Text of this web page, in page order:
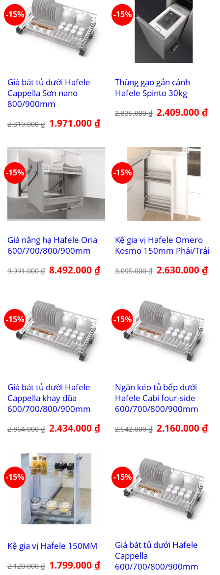
-15%
Giá bát tủ dưới Hafele
Cappella Sơn nano
800/900mm
2.319.000₫ Giá
gốc
1.971.000₫Giá
hiện
1.971.000 ₫.
-15%
Thùng gạo gắn cánh
Hafele Spinto 30kg
2.835.000₫ Giá
gốc
2.409.000₫Giá
-15%
Giá nâng hạ Hafele Oria
600/700/800/900mm
9.991.000₫ Giá
gốc
8.492.000₫Giá
hiện
-15%
Kệ gia vị Hafele Omero
Kosmo 150mm Phải/Trái
3.095.000₫ Giá
gốc
2.630.000₫Giá
-15%
Giá bát tủ dưới Hafele
Cappella khay đũa
600/700/800/900mm
2.864.000₫ Giá
gốc
2.434.000₫Giá
hiện
-15%
Ngăn kéo tủ bếp dưới
Hafele Cabi four-side
600/700/800/900mm
2.542.000₫ Giá
gốc
2.160.000₫Giá
-15%
Kệ gia vị Hafele 150MM
2.120.000₫ Giá
gốc
1.799.000₫Giá
hiện
-15%
Giá bát tủ dưới Hafele
Cappella
600/700/800/900mm